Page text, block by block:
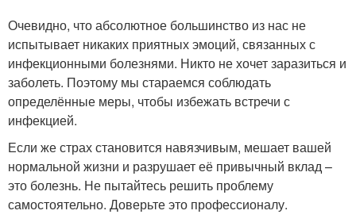
Очевидно, что абсолютное большинство из нас не
испытывает никаких приятных эмоций, связанных с
инфекционными болезнями. Никто не хочет заразиться и
заболеть. Поэтому мы стараемся соблюдать
определённые меры, чтобы избежать встречи с
инфекцией.
Если же страх становится навязчивым, мешает вашей
нормальной жизни и разрушает её привычный вклад –
это болезнь. Не пытайтесь решить проблему
самостоятельно. Доверьте это профессионалу.